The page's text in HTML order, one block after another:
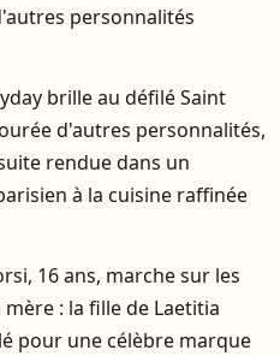
personnalités
brille au défilé Saint
d'autres personnalités,
rendue dans un
à la cuisine raffinée
16 ans, marche sur les
: la fille de Laetitia
pour une célèbre marque